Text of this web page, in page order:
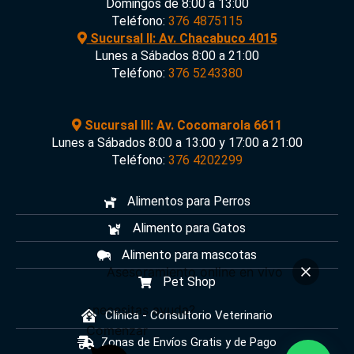
Domingos de 8:00 a 13:00
Teléfono: 376 4875115
Sucursal II: Av. Chacabuco 4015
Lunes a Sábados 8:00 a 21:00
Teléfono: 376 5243380
Sucursal III: Av. Cocomarola 6611
Lunes a Sábados 8:00 a 13:00 y 17:00 a 21:00
Teléfono: 376 4202299
Alimentos para Perros
Alimento para Gatos
Alimento para mascotas
Pet Shop
Clínica - Consultorio Veterinario
Zonas de Envíos Gratis y de Pago
Asesoramiento online en vivo
¿necesitas ayuda?
Comenzar